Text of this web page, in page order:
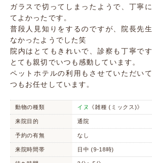
ガラスで切ってしまったようで、丁寧
てよかったです。
普段人見知りをするのですが、院長先
なかったようでした笑
院内はとてもきれいで、診察も丁寧で
とても親切でいつも感動しています。
ペットホテルの利用もさせていただい
つもお任せしています。
動物の種類 イヌ 《雑種 (ミックス)》
来院目的 通院
予約の有無 なし
来院時間帯 日中 (9-18時)